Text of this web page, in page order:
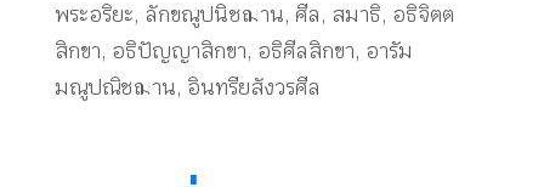
พระอริยะ, ลักขณูปนิชฌาน, ศีล, สมาธิ, อธิจิตต
สิกขา, อธิปัญญาสิกขา, อธิศีลสิกขา, อารัม
มณูปณิชฌาน, อินทรียสังวรศีล